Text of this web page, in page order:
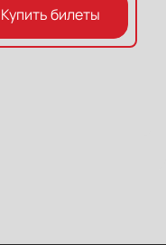
Купить билеты